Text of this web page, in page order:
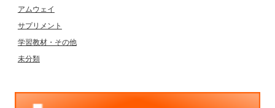
アムウェイ
サプリメント
学習教材・その他
未分類